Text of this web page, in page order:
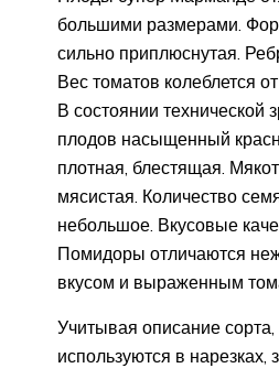
большими размерами.
сильно приплюснутая.
Вес томатов колеблется
В состоянии технической
плодов насыщенный
плотная, блестящая.
мясистая. Количество
небольшое. Вкусовые
Помидоры отличаются
вкусом и выраженным
Учитывая описание
используются в нарезках,